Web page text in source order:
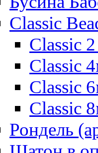
Classic
Classic
Classic
Classic
Classic
Рондель